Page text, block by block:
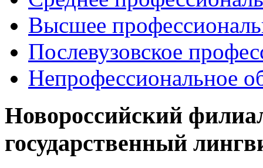
Высшее
Послевузовское
Непрофессиональное
Новороссийский
государственный